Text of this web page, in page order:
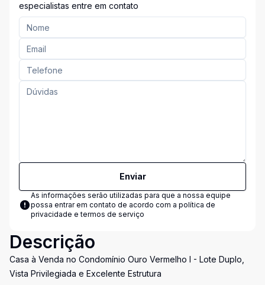
especialistas entre em contato
Enviar
As informações serão utilizadas para que a nossa equipe
possa entrar em contato de acordo com a política de
privacidade e termos de serviço
Descrição
Casa à Venda no Condomínio Ouro Vermelho I - Lote Duplo,
Vista Privilegiada e Excelente Estrutura